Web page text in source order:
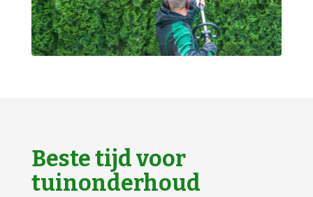
Beste tijd voor
tuinonderhoud